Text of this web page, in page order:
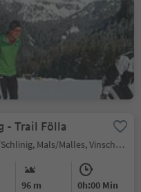
Murrerhof
Převýšení
0h:00 Min
doba trvání
- Trail Fölla
Slingia/Schlinig, Mals/Malles, Vinschgau/Val Venosta
96 m 0h:00 Min